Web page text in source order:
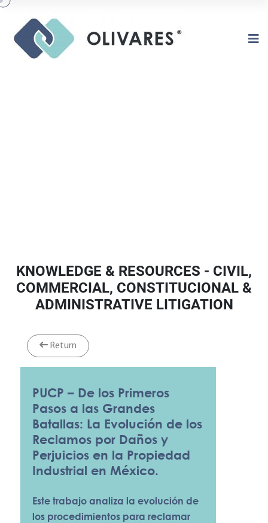
KNOWLEDGE & RESOURCES - CIVIL,
COMMERCIAL, CONSTITUCIONAL &
ADMINISTRATIVE LITIGATION
Return
PUCP – De los Primeros
Pasos a las Grandes
Batallas: La Evolución de los
Reclamos por Daños y
Perjuicios en la Propiedad
Industrial en México.
Este trabajo analiza la evolución de
los procedimientos para reclamar